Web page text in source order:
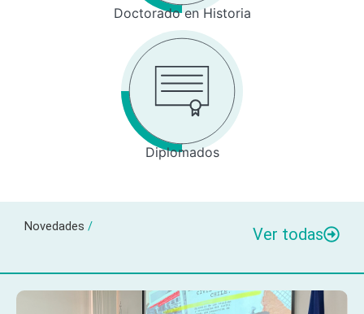
Doctorado en Historia
Diplomados
Novedades / Ver todas